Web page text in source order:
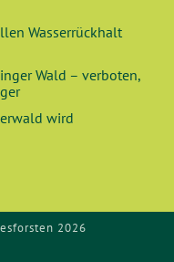
Wasserrückhalt
Wald – verboten,
wird
2026